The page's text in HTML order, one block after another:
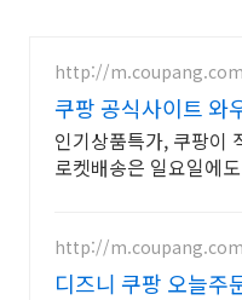
http://m.coupang.com
쿠팡 공식사이트 와
인기상품특가, 쿠팡이
로켓배송은 일요일에
http://m.coupang.com
디즈니 쿠팡 오늘주